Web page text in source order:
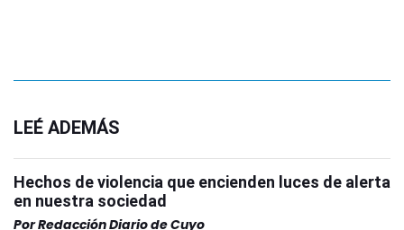
LEÉ ADEMÁS
Hechos de violencia que encienden luces de alerta
en nuestra sociedad
PorRedacción Diario de Cuyo